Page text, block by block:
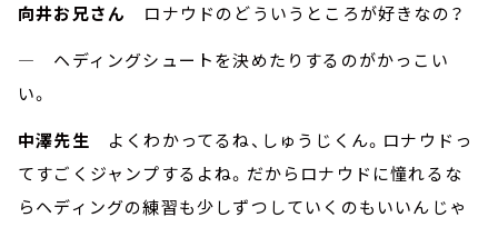
向井お兄さん
ロナウドのどういうところが好きなの？
― ヘディングシュートを決めたりするのがかっこい
い。
中澤先生 よくわかってるね、しゅうじくん。ロナウドっ
てすごくジャンプするよね。だからロナウドに憧れるな
らヘディングの練習も少しずつしていくのもいいんじゃ